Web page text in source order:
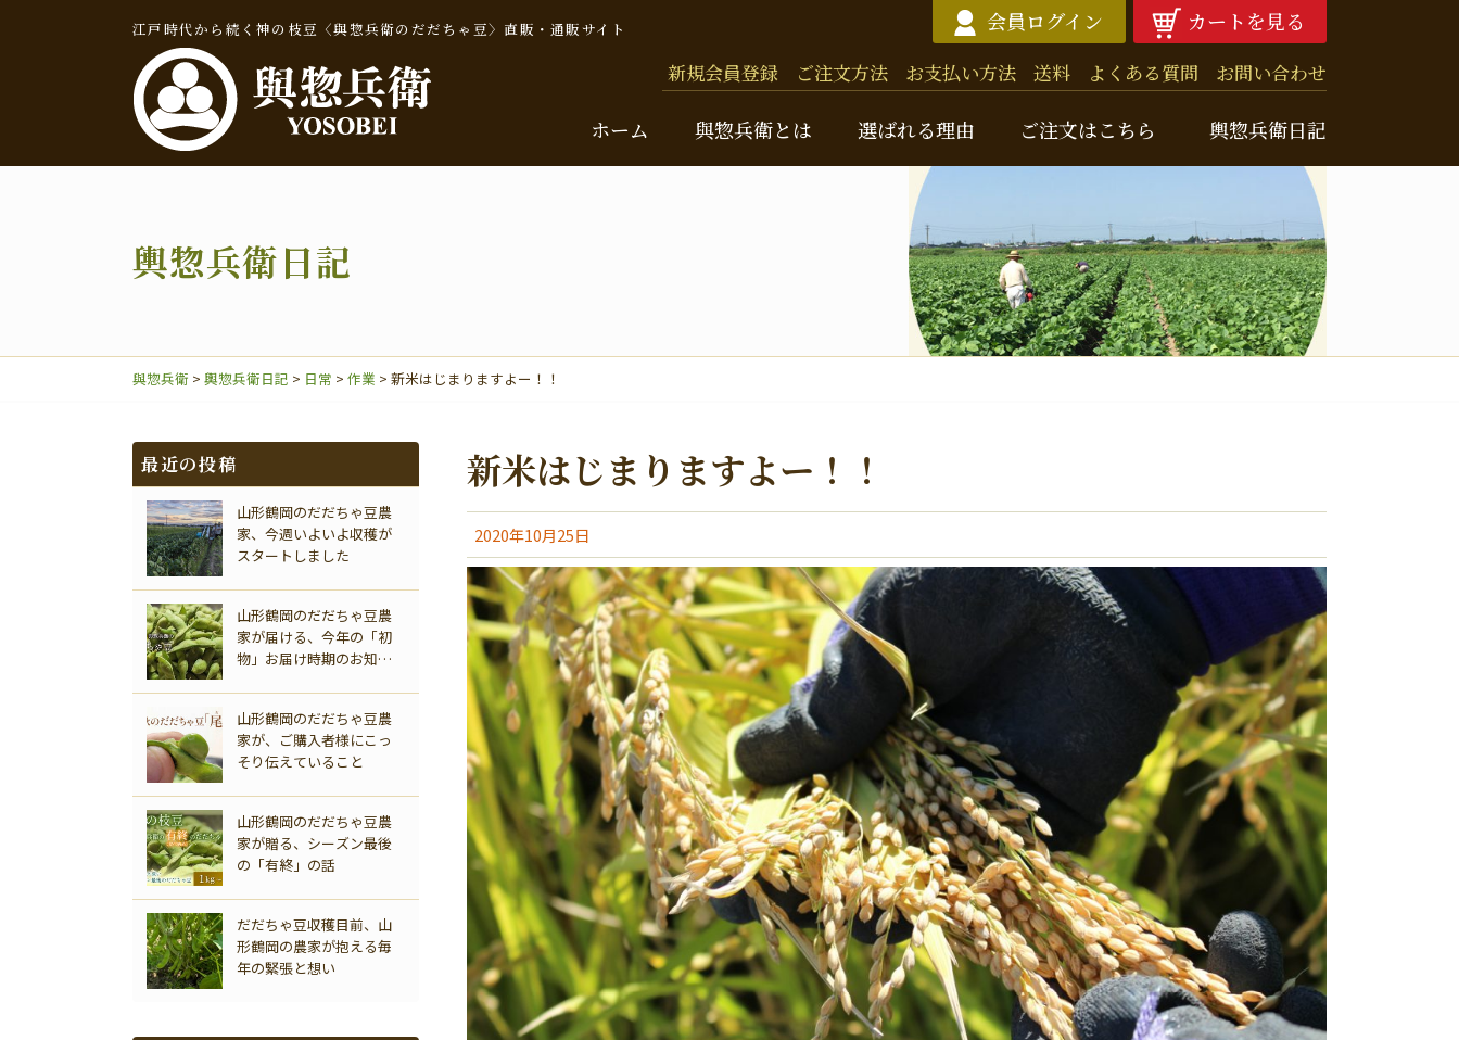
江戸時代から続く神の枝豆〈與惣兵衛のだだちゃ豆〉直販・通販サイト 会員ログイン カートを見る
新規会員登録 ご注文方法 お支払い方法 送料 よくある質問 お問い合わせ
ホーム 與惣兵衛とは 選ばれる理由 ご注文はこちら
だだちゃ豆 お米
商品一覧はこちら 初めての人におすすめの商品はこちら
輿惣兵衛日記
輿惣兵衛日記
與惣兵衛ニュースレター
バックナンバー
輿惣兵衛日記
與惣兵衛 > 輿惣兵衛日記 > 日常 > 作業 > 新米はじまりますよー！！
新米はじまりますよー！！
2020年10月25日
最近の投稿
山形鶴岡のだだちゃ豆農
家、今週いよいよ収穫が
スタートしました
山形鶴岡のだだちゃ豆農
家が届ける、今年の「初
物」お届け時期のお知ら
山形鶴岡のだだちゃ豆農
家が、ご購入者様にこっ
そり伝えていること
山形鶴岡のだだちゃ豆農
家が贈る、シーズン最後
の「有終」の話
だだちゃ豆収穫目前、山
形鶴岡の農家が抱える毎
年の緊張と想い